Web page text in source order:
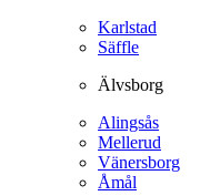
Karlstad
Säffle
Älvsborg
Alingsås
Mellerud
Vänersborg
Åmål